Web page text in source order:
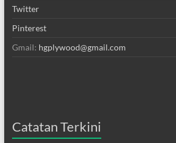
Twitter
Pinterest
Gmail: hgplywood@gmail.com
Catatan Terkini